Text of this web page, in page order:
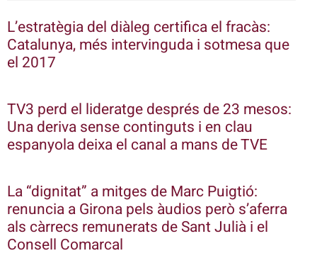
L’estratègia del diàleg certifica el fracàs:
Catalunya, més intervinguda i sotmesa que
el 2017
TV3 perd el lideratge després de 23 mesos:
Una deriva sense continguts i en clau
espanyola deixa el canal a mans de TVE
La “dignitat” a mitges de Marc Puigtió:
renuncia a Girona pels àudios però s’aferra
als càrrecs remunerats de Sant Julià i el
Consell Comarcal